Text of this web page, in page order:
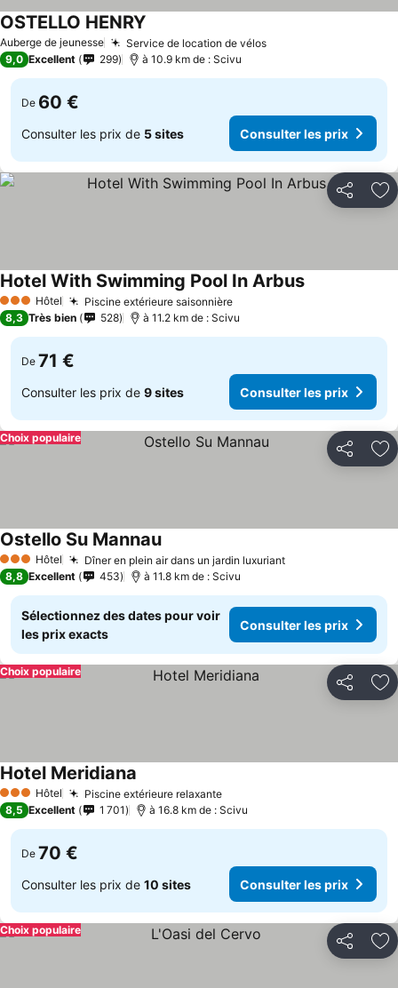
Auberge de jeunesse Service de location de vélosConsulter les prix
OSTELLO HENRY
9,0 Excellent 299 à 10.9 km de : Scivu
De 60 €
Consulter les prix de 5 sites Consulter les prix
Partager
3 ÉtoilesHôtel Piscine extérieure saisonnièreConsulter les prix
Hotel With Swimming Pool In ArbusConsulter les
8,3 Très bien 528 à 11.2 km de : Scivu
De 71 €
Consulter les prix de 9 sites Consulter les prix
Partager
Choix populaire
3 ÉtoilesHôtel Dîner en plein air dans un jardin luxuriantConsulter les
Ostello Su MannauConsulter les prix
8,8 Excellent 453 à 11.8 km de : Scivu
Sélectionnez des dates pour voir
les prix exacts
Consulter les prix
Partager
Choix populaire
3 ÉtoilesHôtel Piscine extérieure relaxanteConsulter les prix
Hotel Meridiana
8,5 Excellent 1 701 à 16.8 km de : Scivu
De 70 €
Consulter les prix de 10 sites Consulter les prix
Partager
Choix populaire